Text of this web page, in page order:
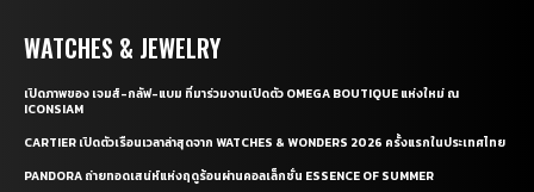
WATCHES & JEWELRY
เปิดภาพของ เจมส์-กลัฟ-แบม ที่มาร่วมงานเปิดตัว OMEGA BOUTIQUE แห่งใหม่ ณ
ICONSIAM
CARTIER เปิดตัวเรือนเวลาล่าสุดจาก WATCHES & WONDERS 2026 ครั้งแรกในประเทศไทย
PANDORA ถ่ายทอดเสน่ห์แห่งฤดูร้อนผ่านคอลเล็กชั่น ESSENCE OF SUMMER